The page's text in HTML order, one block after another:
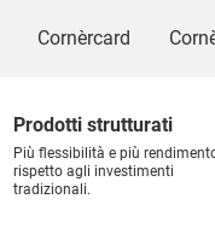
Cornèrcard
Prodotti strutturati
Più flessibilità e più
rispetto agli investimenti
tradizionali.